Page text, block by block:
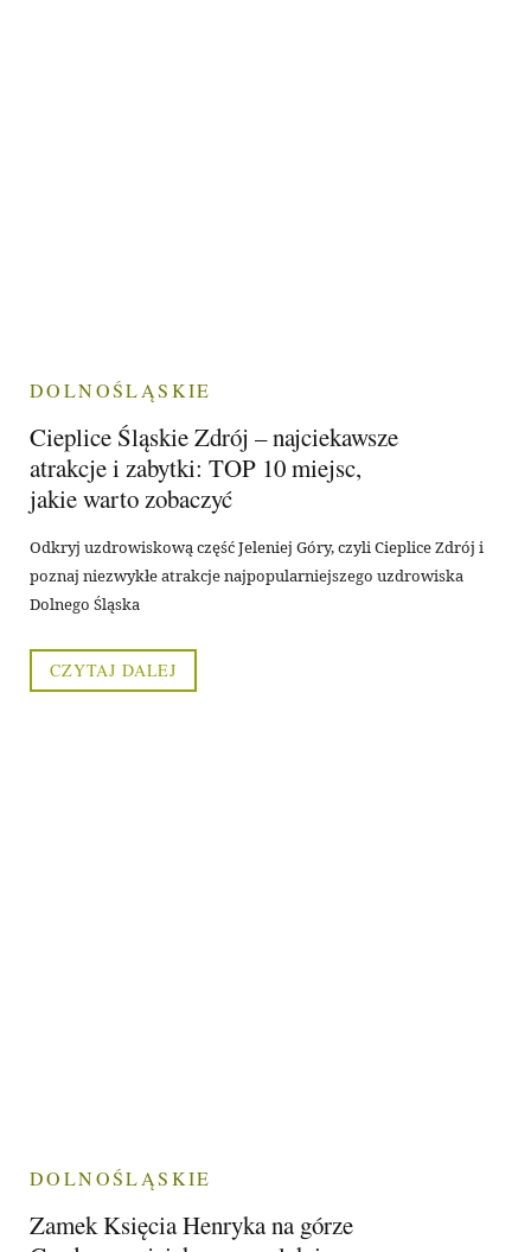
DOLNOŚLĄSKIE
Cieplice Śląskie Zdrój – najciekawsze
atrakcje i zabytki: TOP 10 miejsc,
jakie warto zobaczyć
Odkryj uzdrowiskową część Jeleniej Góry, czyli Cieplice Zdrój i
poznaj niezwykłe atrakcje najpopularniejszego uzdrowiska
Dolnego Śląska
CZYTAJ DALEJ
DOLNOŚLĄSKIE
Zamek Księcia Henryka na górze